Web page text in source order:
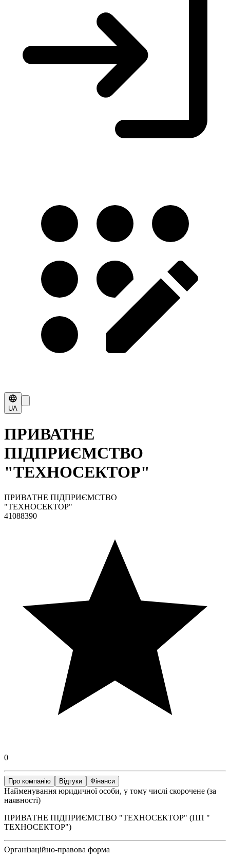
UA
ПРИВАТНЕ
ПІДПРИЄМСТВО
"ТЕХНОСЕКТОР"
ПРИВАТНЕ ПІДПРИЄМСТВО
"ТЕХНОСЕКТОР"
41088390
0
Про компанію Відгуки Фінанси
Найменування юридичної особи, у тому числі скорочене (за
наявності)
ПРИВАТНЕ ПІДПРИЄМСТВО "ТЕХНОСЕКТОР" (ПП "
ТЕХНОСЕКТОР")
Організаційно-правова форма